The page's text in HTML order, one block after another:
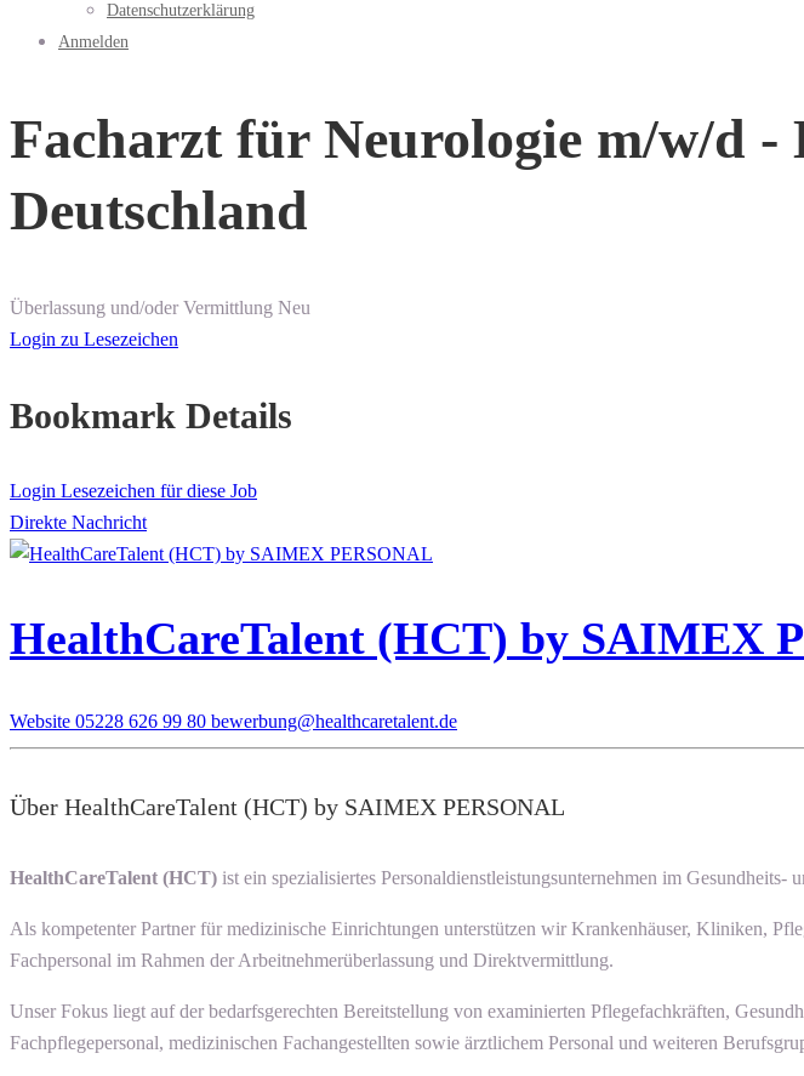
Datenschutzerklärung
Anmelden
Facharzt für Neurologie m/w/d
Deutschland
Überlassung und/oder Vermittlung Neu
Login zu Lesezeichen
Bookmark Details
Login Lesezeichen für diese Job
Direkte Nachricht
HealthCareTalent (HCT) by SAIMEX
Website 05228 626 99 80 bewerbung@healthcaretalent.de
Über HealthCareTalent (HCT) by SAIMEX PERSONAL
HealthCareTalent (HCT) ist ein spezialisiertes Personaldienstleistungsunternehmen im Gesundheits-
Als kompetenter Partner für medizinische Einrichtungen unterstützen wir Krankenhäuser, Kliniken,
Fachpersonal im Rahmen der Arbeitnehmerüberlassung und Direktvermittlung.
Unser Fokus liegt auf der bedarfsgerechten Bereitstellung von examinierten Pflegefachkräften,
Fachpflegepersonal, medizinischen Fachangestellten sowie ärztlichem Personal und weiteren